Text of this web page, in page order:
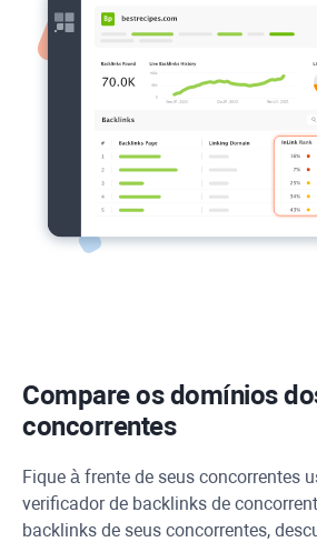
Compare os domínios
concorrentes
Fique à frente de seus concorrentes
verificador de backlinks de
backlinks de seus concorrentes,